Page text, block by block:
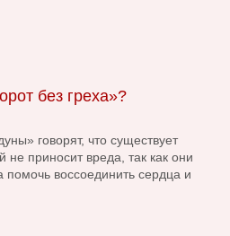
без греха»?
говорят, что существует
не приносит вреда, так как они
помочь воссоединить сердца и